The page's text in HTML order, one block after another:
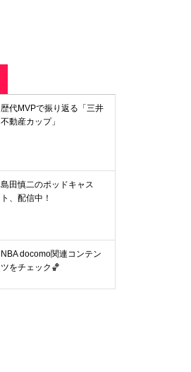
歴代MVPで振り返る「三井
不動産カップ」
島田慎二のポッドキャス
ト、配信中！
NBA docomo関連コンテン
ツをチェック🏀